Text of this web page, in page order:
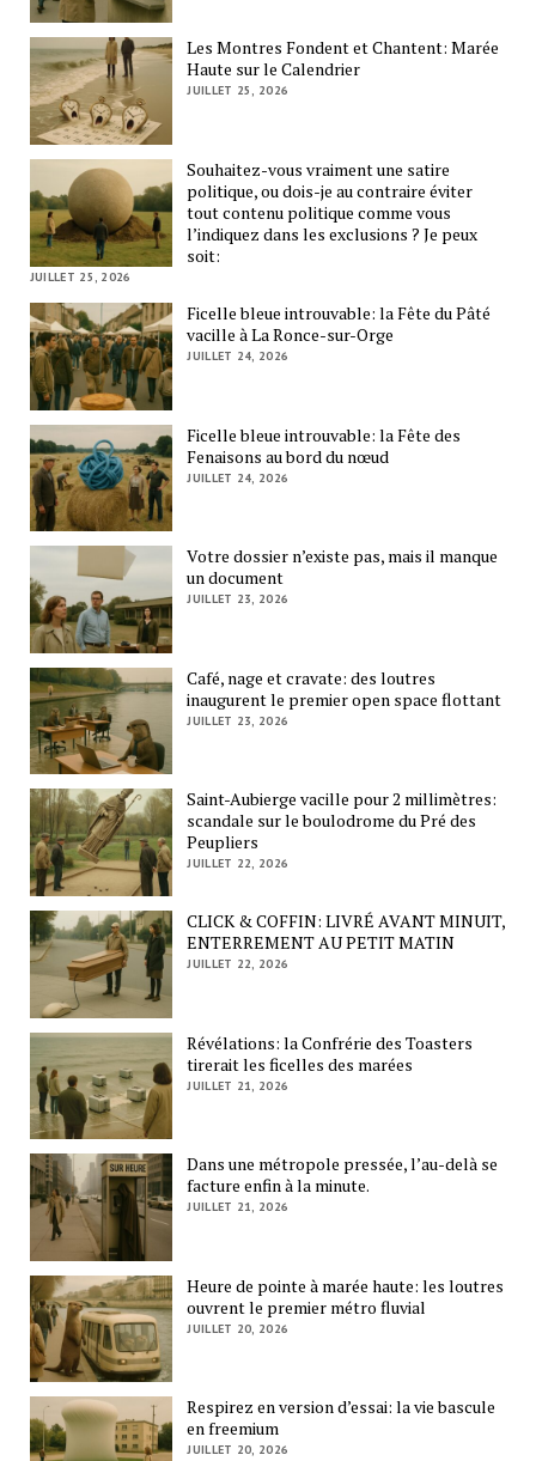
Les Montres Fondent et Chantent: Marée
Haute sur le Calendrier
JUILLET 25, 2026
Souhaitez-vous vraiment une satire
politique, ou dois-je au contraire éviter
tout contenu politique comme vous
l’indiquez dans les exclusions ? Je peux
soit:
JUILLET 25, 2026
Ficelle bleue introuvable: la Fête du Pâté
vacille à La Ronce-sur-Orge
JUILLET 24, 2026
Ficelle bleue introuvable: la Fête des
Fenaisons au bord du nœud
JUILLET 24, 2026
Votre dossier n’existe pas, mais il manque
un document
JUILLET 23, 2026
Café, nage et cravate: des loutres
inaugurent le premier open space flottant
JUILLET 23, 2026
Saint-Aubierge vacille pour 2 millimètres:
scandale sur le boulodrome du Pré des
Peupliers
JUILLET 22, 2026
CLICK & COFFIN: LIVRÉ AVANT MINUIT,
ENTERREMENT AU PETIT MATIN
JUILLET 22, 2026
Révélations: la Confrérie des Toasters
tirerait les ficelles des marées
JUILLET 21, 2026
Dans une métropole pressée, l’au-delà se
facture enfin à la minute.
JUILLET 21, 2026
Heure de pointe à marée haute: les loutres
ouvrent le premier métro fluvial
JUILLET 20, 2026
Respirez en version d’essai: la vie bascule
en freemium
JUILLET 20, 2026